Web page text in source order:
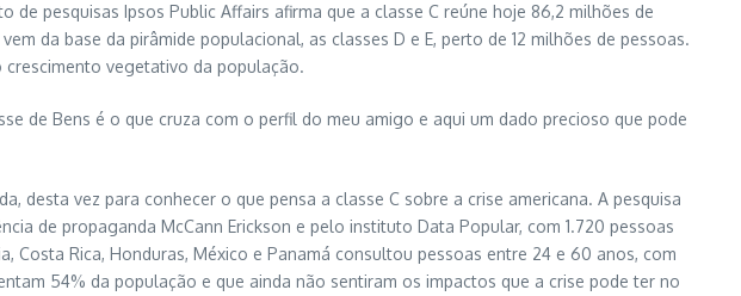
pesquisas Ipsos Public Affairs afirma que a classe C reúne hoje 86,2 milhões de
da base da pirâmide populacional, as classes D e E, perto de 12 milhões de pessoas.
vegetativo da população.
de Bens é o que cruza com o perfil do meu amigo e aqui um dado precioso que pode
desta vez para conhecer o que pensa a classe C sobre a crise americana. A pesquisa
de propaganda McCann Erickson e pelo instituto Data Popular, com 1.720 pessoas
Costa Rica, Honduras, México e Panamá consultou pessoas entre 24 e 60 anos, com
54% da população e que ainda não sentiram os impactos que a crise pode ter no